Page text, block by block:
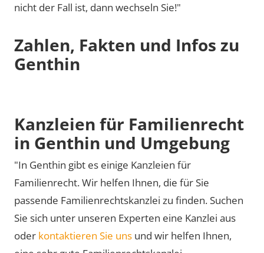
nicht der Fall ist, dann wechseln Sie!"
Zahlen, Fakten und Infos zu
Genthin
Kanzleien für Familienrecht
in Genthin und Umgebung
"In Genthin gibt es einige Kanzleien für
Familienrecht. Wir helfen Ihnen, die für Sie
passende Familienrechtskanzlei zu finden. Suchen
Sie sich unter unseren Experten eine Kanzlei aus
oder kontaktieren Sie uns und wir helfen Ihnen,